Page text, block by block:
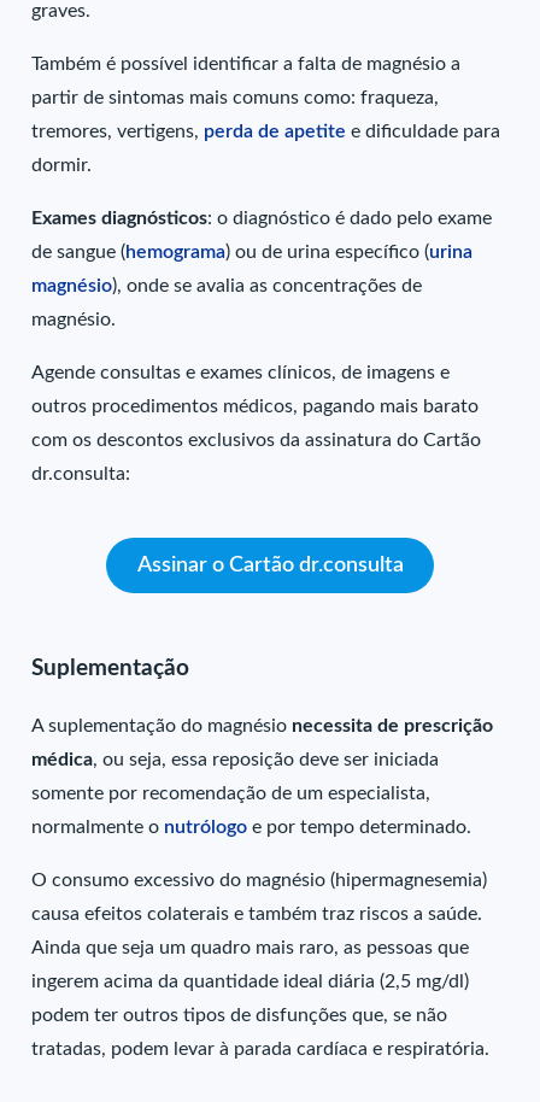
graves.
Também é possível identificar a falta de magnésio a
partir de sintomas mais comuns como: fraqueza,
tremores, vertigens, perda de apetite e dificuldade para
dormir.
Exames diagnósticos: o diagnóstico é dado pelo exame
de sangue (hemograma) ou de urina específico (urina
magnésio), onde se avalia as concentrações de
magnésio.
Agende consultas e exames clínicos, de imagens e
outros procedimentos médicos, pagando mais barato
com os descontos exclusivos da assinatura do Cartão
dr.consulta:
Assinar o Cartão dr.consulta
Suplementação
A suplementação do magnésio necessita de prescrição
médica, ou seja, essa reposição deve ser iniciada
somente por recomendação de um especialista,
normalmente o nutrólogo e por tempo determinado.
O consumo excessivo do magnésio (hipermagnesemia)
causa efeitos colaterais e também traz riscos a saúde.
Ainda que seja um quadro mais raro, as pessoas que
ingerem acima da quantidade ideal diária (2,5 mg/dl)
podem ter outros tipos de disfunções que, se não
tratadas, podem levar à parada cardíaca e respiratória.